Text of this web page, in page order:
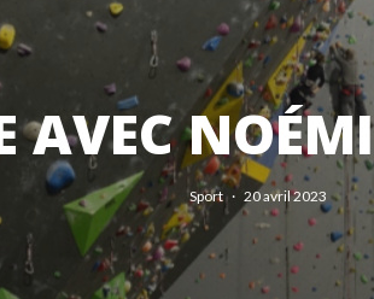
AVEC
Sport · 20 avril 2023